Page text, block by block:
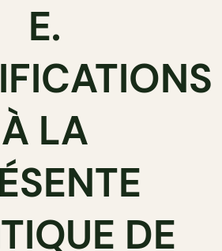
E.
À LA
DE